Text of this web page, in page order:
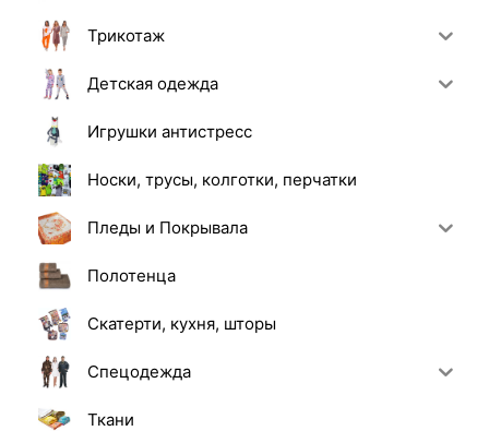
Трикотаж
Детская одежда
Игрушки антистресс
Носки, трусы, колготки, перчатки
Пледы и Покрывала
Полотенца
Скатерти, кухня, шторы
Спецодежда
Ткани